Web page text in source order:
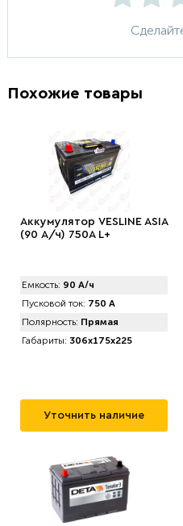
Похожие товары
Аккумулятор VЕSLINE ASIA
(90 А/ч) 750A L+
Емкость: 90 А/ч
Пусковой ток: 750 А
Полярность: Прямая
Габариты: 306x175x225
Уточнить наличие